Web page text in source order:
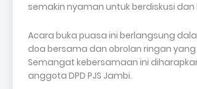
semakin nyaman untuk berdiskusi
Acara buka puasa ini berlangsung
doa bersama dan obrolan ringan
Semangat kebersamaan ini
anggota DPD PJS Jambi.